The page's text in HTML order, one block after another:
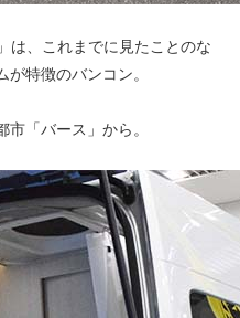
は、これまでに見たことのな
特徴のバンコン。
「バース」から。